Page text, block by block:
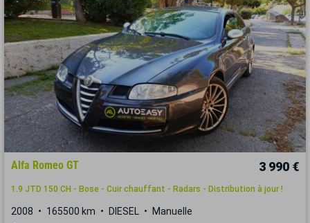
Alfa Romeo GT 3 990 €
1.9 JTD 150 CH - Bose - Cuir chauffant - Radars - Distribution à jour !
2008 165500 km DIESEL Manuelle